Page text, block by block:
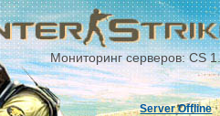
Мониторинг серверов: CS
Server Offline